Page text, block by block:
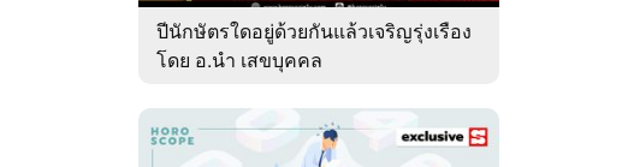
ปีนักษัตรใดอยู่ด้วยกันแล้วเจริญรุ่งเรือง
โดย อ.นำ เสขบุคคล